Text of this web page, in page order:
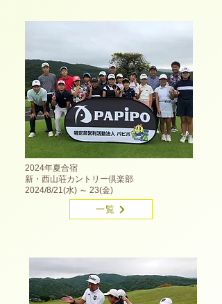
2024年夏合宿
新・西山荘カントリー倶楽部
2024/8/21(水) ～ 23(金)
一覧